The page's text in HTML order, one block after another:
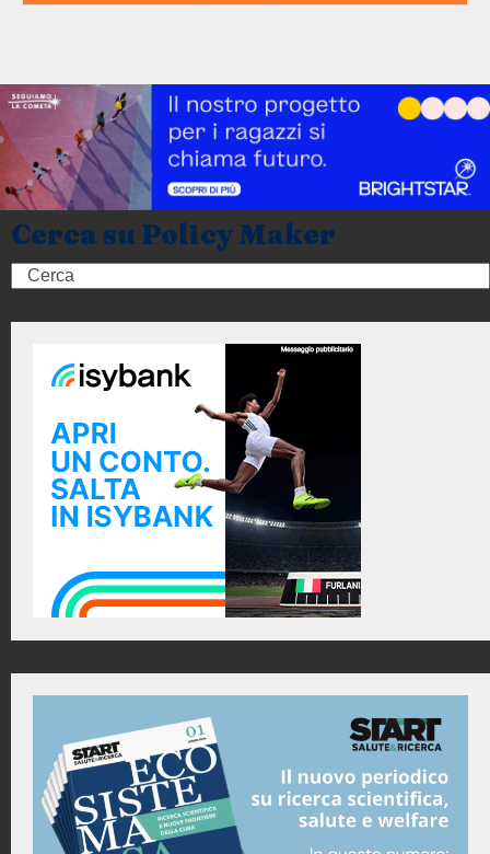
Cerca su Policy Maker
Search